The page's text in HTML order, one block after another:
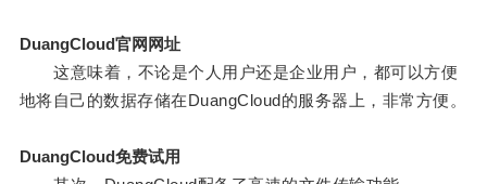
DuangCloud官网网址
这意味着，不论是个人用户还是企业用户，都可以方便
地将自己的数据存储在DuangCloud的服务器上，非常方便。
DuangCloud免费试用